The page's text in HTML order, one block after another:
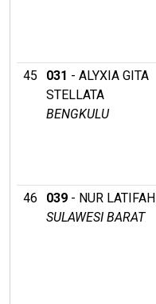
45
031 - ALYXIA GITA
STELLATA
BENGKULU
46
039 - NUR LATIFAH
SULAWESI BARAT